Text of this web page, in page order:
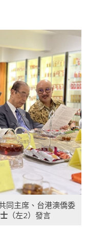
同主席、台港澳僑委
（左2）發言